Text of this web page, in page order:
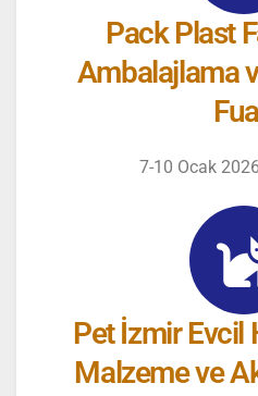
Pack Plast
Ambalajlama
7-10 Ocak
Pet İzmir Evcil
Malzeme ve